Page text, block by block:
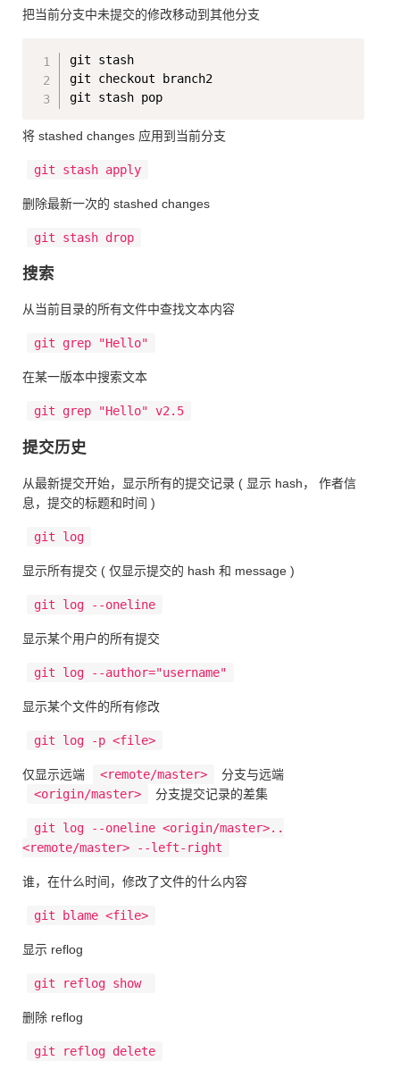
把当前分支中未提交的修改移动到其他分支
git stash
git checkout branch2
将 stashed changes 应用到当前分支
git stash apply
删除最新一次的 stashed changes
git stash drop
搜索
从当前目录的所有文件中查找文本内容
git grep "Hello"
在某一版本中搜索文本
git grep "Hello" v2.5
提交历史
从最新提交开始，显示所有的提交记录 ( 显示 hash， 作者信
息，提交的标题和时间 )
git log
显示所有提交 ( 仅显示提交的 hash 和 message )
git log --oneline
显示某个用户的所有提交
git log --author="username"
显示某个文件的所有修改
git log -p <file>
仅显示远端 <remote/master>
分支与远端
<origin/master>
分支提交记录的差集
git log --oneline <origin/master>..
<remote/master> --left-right
谁，在什么时间，修改了文件的什么内容
git blame <file>
显示 reflog
git reflog show
删除 reflog
git reflog delete